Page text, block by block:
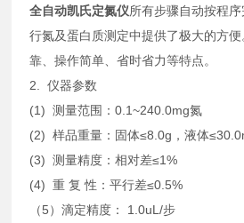
全自动凯氏定氮仪所有步骤自动按程
行氮及蛋白质测定中提供了极大的方
靠、操作简单、省时省力等特点。
2. 仪器参数
(1) 测量范围：0.1~240.0mg氮
(2) 样品重量：固体≤8.0g，液体
(3) 测量精度：相对差≤1%
(4) 重 复 性：平行差≤0.5%
（5）滴定精度： 1.0uL/步